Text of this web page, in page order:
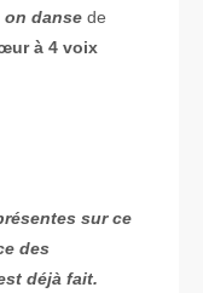
on danse de
à 4 voix
sur ce
des
déjà fait.